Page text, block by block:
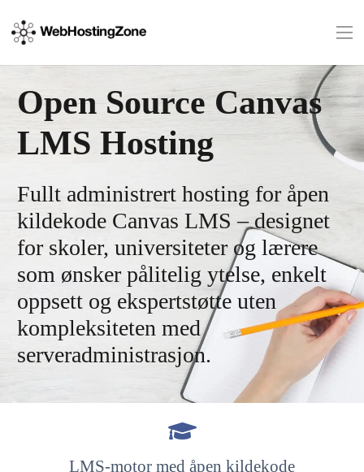
Open Source Canvas
LMS Hosting
Fullt administrert hosting for åpen
kildekode Canvas LMS – designet
for skoler, universiteter og lærere
som ønsker pålitelig ytelse, enkelt
oppsett og ekspertstøtte uten
kompleksiteten med
serveradministrasjon.
LMS-motor med åpen kildekode